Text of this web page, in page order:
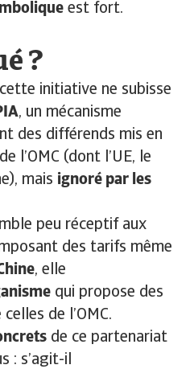
est fort.
?
initiative ne subisse
, un mécanisme
des différends mis en
l’OMC (dont l’UE, le
mais ignoré par les
peu réceptif aux
des tarifs même
, elle
qui propose des
de l’OMC.
de ce partenariat
: s’agit-il